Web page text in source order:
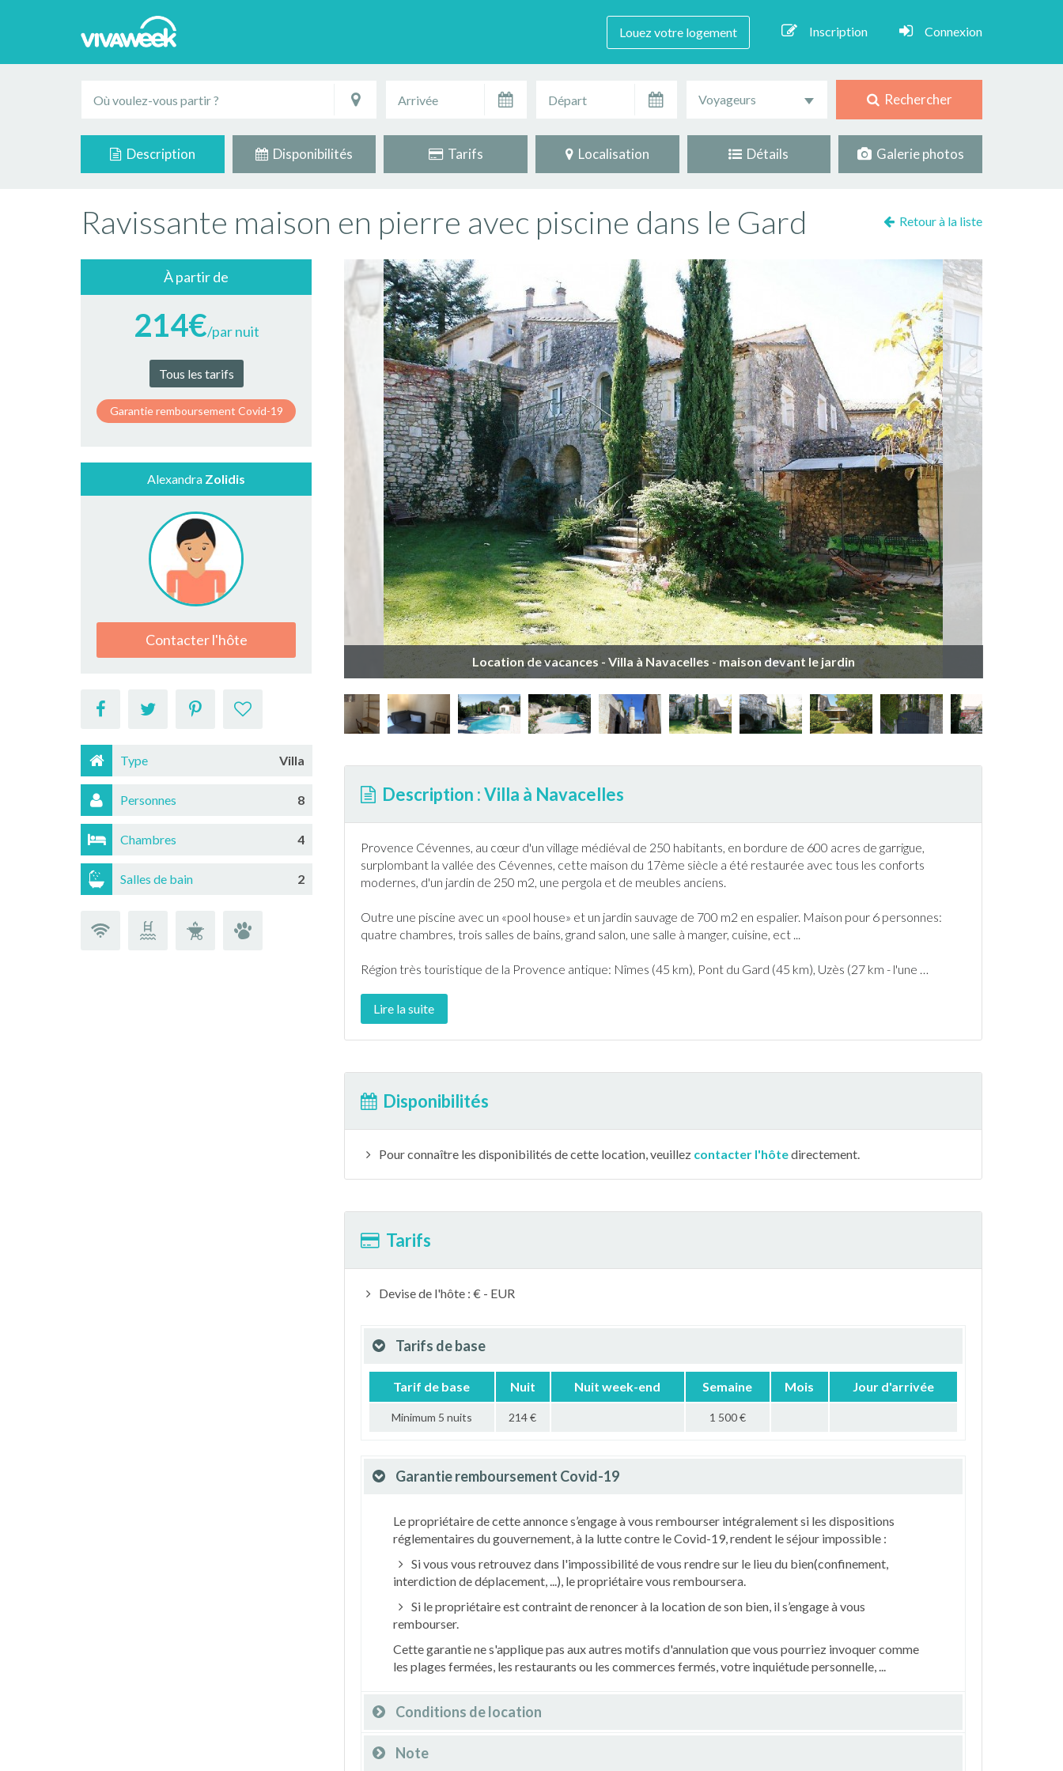
Louez votre logement Inscription Connexion
Voyageurs Rechercher
Description Disponibilités Tarifs Localisation Détails Galerie photos
Ravissante maison en pierre avec piscine dans le Gard Retour à la liste
À partir de
214€/par nuit
Tous les tarifs
Garantie remboursement Covid-19
Alexandra Zolidis
Contacter l'hôte
Type Villa
Personnes 8
Chambres 4
Salles de bain 2
Location de vacances - Villa à Navacelles - maison devant le jardin
Description : Villa à Navacelles
Provence Cévennes, au cœur d'un village médiéval de 250 habitants, en bordure de 600 acres de garrigue,
surplombant la vallée des Cévennes, cette maison du 17ème siècle a été restaurée avec tous les conforts
modernes, d'un jardin de 250 m2, une pergola et de meubles anciens.
Outre une piscine avec un «pool house» et un jardin sauvage de 700 m2 en espalier. Maison pour 6 personnes:
quatre chambres, trois salles de bains, grand salon, une salle à manger, cuisine, ect ...
Région très touristique de la Provence antique: Nîmes (45 km), Pont du Gard (45 km), Uzès (27 km - l'une …
Lire la suite
Disponibilités
Pour connaître les disponibilités de cette location, veuillez contacter l'hôtedirectement.
Tarifs
Devise de l'hôte : € - EUR
Tarifs de base
Tarif de base Nuit Nuit week-end Semaine Mois Jour d'arrivée
Minimum 5 nuits 214 € 1 500 €
Garantie remboursement Covid-19
Le propriétaire de cette annonce s’engage à vous rembourser intégralement si les dispositions
réglementaires du gouvernement, à la lutte contre le Covid-19, rendent le séjour impossible :
Si vous vous retrouvez dans l'impossibilité de vous rendre sur le lieu du bien(confinement,
interdiction de déplacement, ...), le propriétaire vous remboursera.
Si le propriétaire est contraint de renoncer à la location de son bien, il s’engage à vous
rembourser.
Cette garantie ne s'applique pas aux autres motifs d'annulation que vous pourriez invoquer comme
les plages fermées, les restaurants ou les commerces fermés, votre inquiétude personnelle, ...
Conditions de location
Note